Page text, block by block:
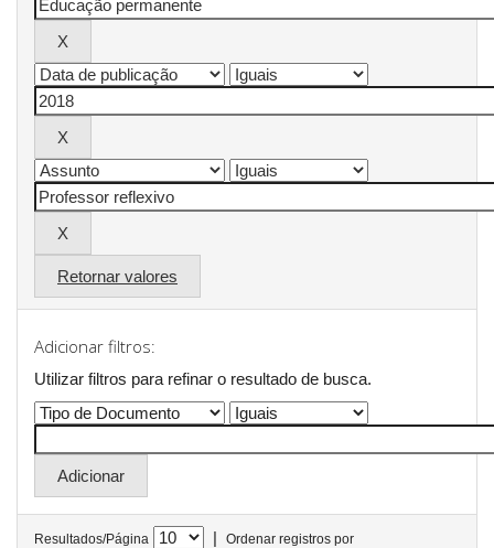
Retornar valores
Adicionar filtros:
Utilizar filtros para refinar o resultado de busca.
Resultados/Página |
Ordenar registros por